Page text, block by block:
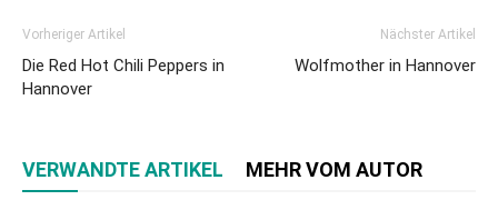
Vorheriger Artikel
Die Red Hot Chili Peppers in
Hannover
Nächster Artikel
Wolfmother in Hannover
VERWANDTE ARTIKEL MEHR VOM AUTOR